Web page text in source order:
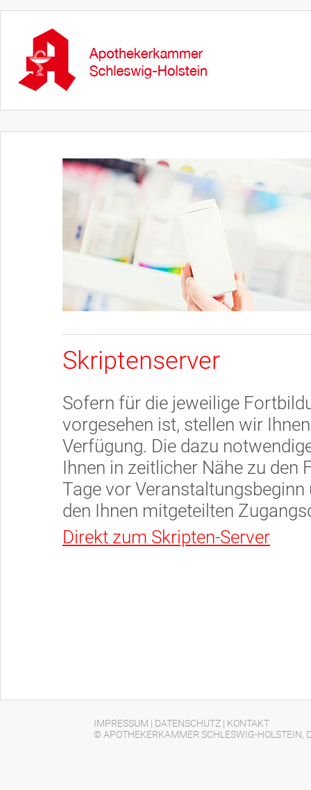
Skriptenserver
Sofern für die jeweilige
vorgesehen ist, stellen wir
Verfügung. Die dazu
Ihnen in zeitlicher Nähe zu den
Tage vor
den Ihnen mitgeteilten
Direkt zum Skripten-Server
IMPRESSUM | DATENSCHUTZ | KONTAKT
© APOTHEKERKAMMER SCHLESWIG-HOLSTEIN,